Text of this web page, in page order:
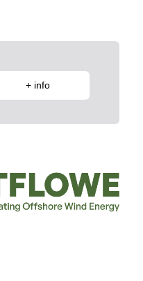
+ info